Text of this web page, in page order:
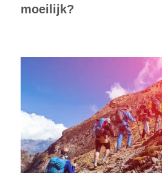
moeilijk?